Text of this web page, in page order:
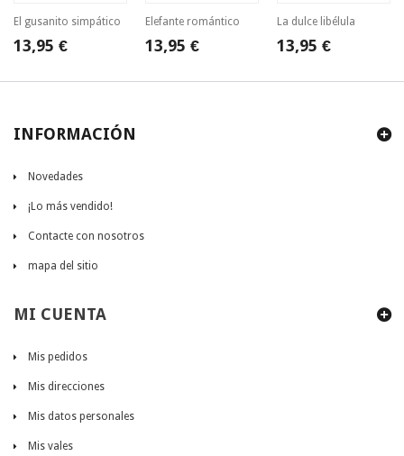
El gusanito simpático
13,95 €
Elefante romántico
13,95 €
La dulce libélula
13,95 €
INFORMACIÓN
Novedades
¡Lo más vendido!
Contacte con nosotros
mapa del sitio
MI CUENTA
Mis pedidos
Mis direcciones
Mis datos personales
Mis vales